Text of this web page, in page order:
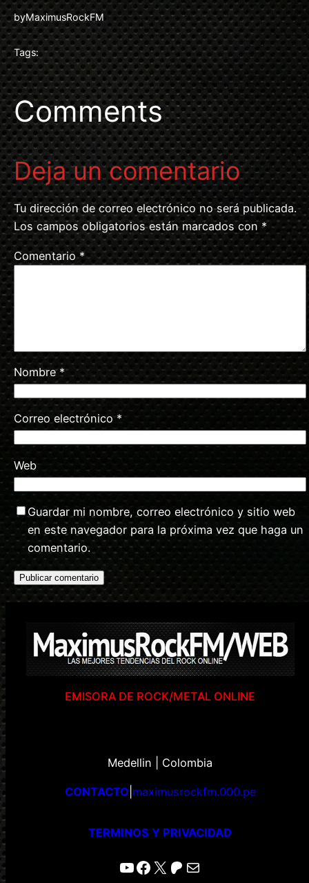
byMaximusRockFM
Tags:
Comments
Deja un comentario
Tu dirección de correo electrónico no será publicada.
Los campos obligatorios están marcados con *
Comentario*
Nombre*
Correo electrónico*
Web
Guardar mi nombre, correo electrónico y sitio web
en este navegador para la próxima vez que haga un
comentario.
EMISORA DE ROCK/METAL ONLINE
Medellin | Colombia
CONTACTO maximusrockfm.000.pe
TERMINOS Y PRIVACIDAD
YouTube
Facebook
X Patreon
Correo electrónico